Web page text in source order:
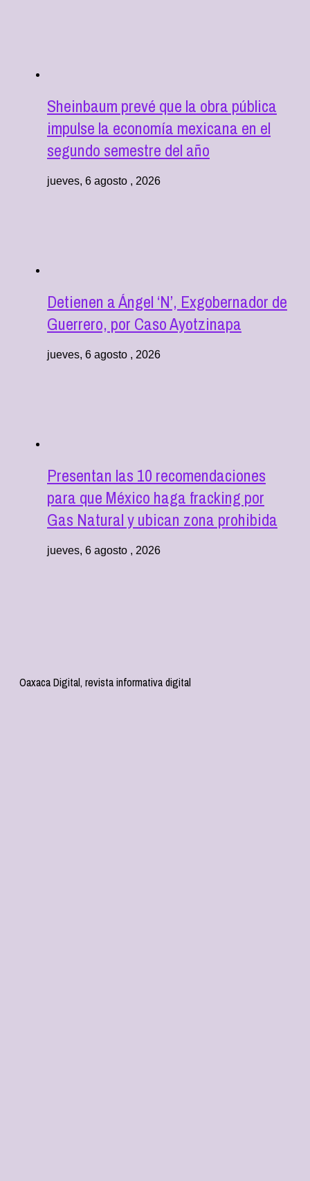
Sheinbaum prevé que la obra pública
impulse la economía mexicana en el
segundo semestre del año
jueves, 6 agosto , 2026
Detienen a Ángel ‘N’, Exgobernador de
Guerrero, por Caso Ayotzinapa
jueves, 6 agosto , 2026
Presentan las 10 recomendaciones
para que México haga fracking por
Gas Natural y ubican zona prohibida
jueves, 6 agosto , 2026
Oaxaca Digital, revista informativa digital